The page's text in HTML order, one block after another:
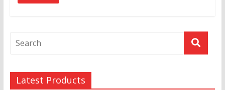
Latest Products